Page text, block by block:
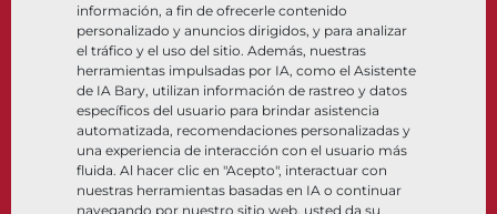
información, a fin de ofrecerle contenido
personalizado y anuncios dirigidos, y para analizar
el tráfico y el uso del sitio. Además, nuestras
herramientas impulsadas por IA, como el Asistente
de IA Bary, utilizan información de rastreo y datos
específicos del usuario para brindar asistencia
automatizada, recomendaciones personalizadas y
una experiencia de interacción con el usuario más
fluida. Al hacer clic en "Acepto", interactuar con
nuestras herramientas basadas en IA o continuar
navegando por nuestro sitio web, usted da su
Nosotros
Ubicaciones
Asociación
Sostenibilidad
Portal del cliente
Documentos
Centro de información
Software
Selección de materiales